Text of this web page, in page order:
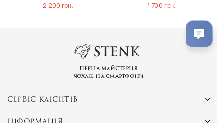
2 200 грн. 1 700 грн.
Перша майстерня
чохлів на смартфони
СЕРВІС КЛІЄНТІВ
ІНФОРМАЦІЯ